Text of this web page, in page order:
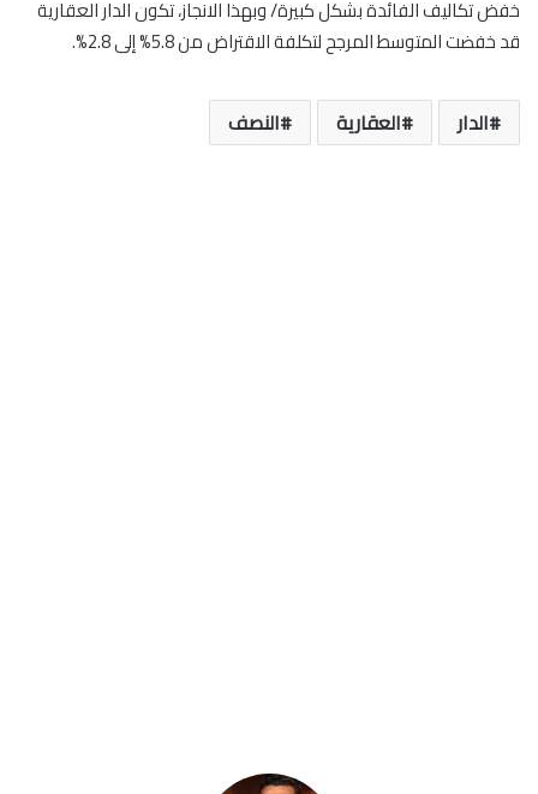
خفض تكاليف الفائدة بشكل كبيرة/ وبهذا الانجاز، تكون الدار العقارية
قد خفضت المتوسط المرجح لتكلفة الاقتراض من 5.8% إلى 2.8%.
الدار العقارية النصف